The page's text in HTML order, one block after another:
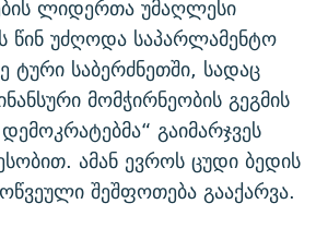
ლიდერთა უმაღლესი
წინ უძღოდა საპარლამენტო
ტური საბერძნეთში, სადაც
მომჭირნეობის გეგმის
გაიმარჯვეს
ამან ევროს ცუდი ბედის
შეშფოთება გააქარვა.